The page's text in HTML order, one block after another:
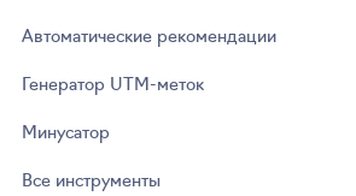
Автоматические рекомендации
Генератор UTM‑меток
Минусатор
Все инструменты